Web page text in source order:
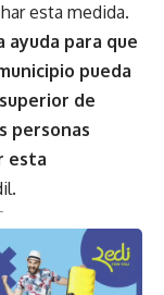
esta medida.
ayuda para que
pueda
de
personas
esta